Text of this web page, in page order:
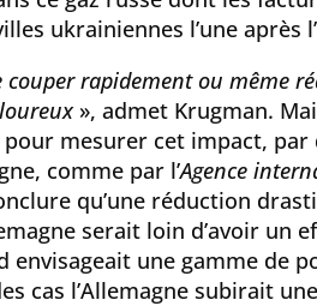
ukrainiennes l’une après
couper rapidement ou même
», admet Krugman.
mesurer cet impact,
comme par l’Agence
qu’une réduction
serait loin d’avoir un
envisageait une gamme de
cas l’Allemagne subirait